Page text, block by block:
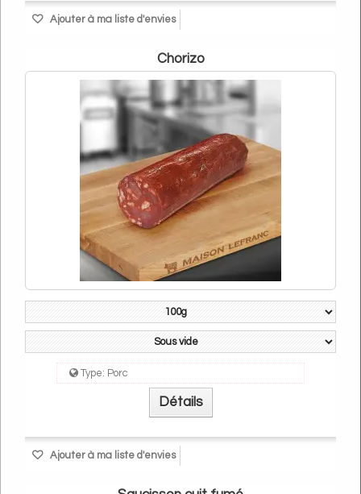
Ajouter à ma liste d'envies
Chorizo
Type: Porc
Détails
Ajouter à ma liste d'envies